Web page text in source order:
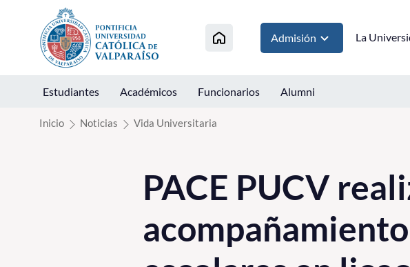
Click acá para ir directamente al contenido
Admisión La
Estudiantes Académicos Funcionarios Alumni
Inicio Noticias Vida Universitaria
PACE PUCV